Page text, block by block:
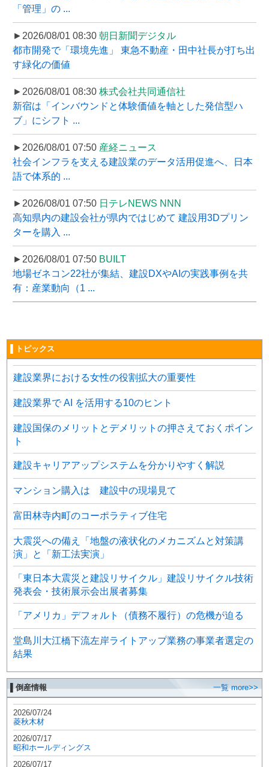
「管理」の ...
►2026/08/01 08:30 朝日新聞デジタル
都市開発で「環境先進」 東急不動産・田中社長が打ち出
す緑化の価値
►2026/08/01 08:30 株式会社共同通信社
新宿は「インバウンドと体験価値を軸とした発信型ハ
ブ」にシフト ...
►2026/08/01 07:50 産経ニュース
社会インフラを支える建設業のデータ活用促進へ、日本
語で体系的 ...
►2026/08/01 07:50 日テレNEWS NNN
高知県内の建設会社が県内ではじめて 建設用3Dプリン
ターを購入 ...
►2026/08/01 07:50 BUILT
地場ゼネコン22社が集結、建設DXやAIの実践事例を共
有：産業動向（1 ...
▌トピックス
建設業界における女性の役割拡大の重要性
建設業界で AI を活用する10のヒント
建設国保のメリットとデメリットの押さえておくポイン
ト
建設キャリアアップシステムを分かりやすく解説
マンション購入は 建設中の現場見て
富田林寺内町のコーポラティブ住宅
大震災への備え「地盤の液状化のメカニズムと対策講
演」と「新工法実演」
「東日本大震災と建設リサイクル」建設リサイクル技術
発表会・技術展示会出展者募集
「アメリカ」デフォルト（債務不履行）の危機が迫る
堂島川大江橋下流左岸ライトアップ業務の事業者選定の
結果
▌倒産情報 一覧 more>>
2026/07/24
菱秋木材
2026/07/17
昭和ホールディングス
2026/07/17